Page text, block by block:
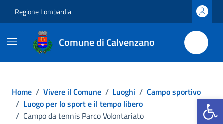
Apri la
Regione Lombardia
Comune di Calvenzano
Home / Vivere il Comune / Luoghi / Campo sportivo
/ Luogo per lo sport e il tempo libero
/ Campo da tennis Parco Volontariato